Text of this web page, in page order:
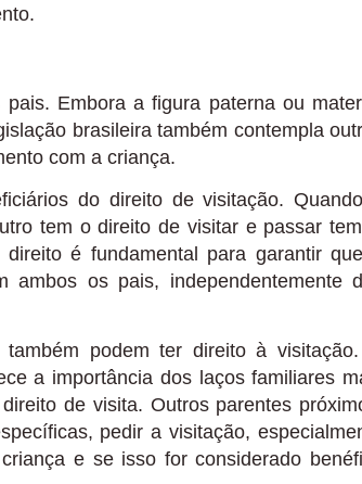
Embora a figura paterna ou
brasileira também contempla
com a criança.
do direito de visitação.
tem o direito de visitar e passar
é fundamental para garantir
ambos os pais, independentemente
podem ter direito à
a importância dos laços familiares
de visita. Outros parentes
pedir a visitação,
e se isso for considerado